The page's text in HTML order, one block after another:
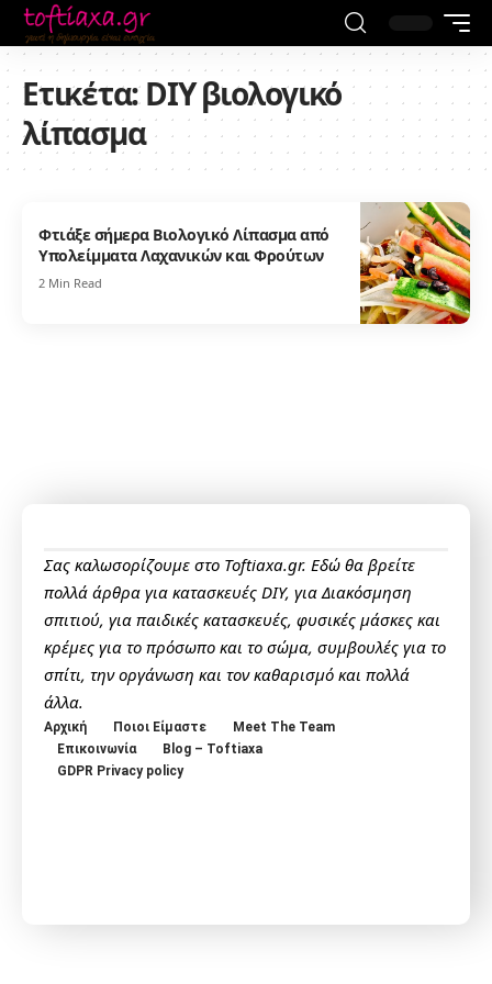
Ετικέτα:DIY βιολογικό
λίπασμα
Φτιάξε σήμερα Βιολογικό Λίπασμα από
Υπολείμματα Λαχανικών και Φρούτων
2 Min Read
Σας καλωσορίζουμε στο Toftiaxa.gr. Εδώ θα βρείτε
πολλά άρθρα για κατασκευές DIY, για Διακόσμηση
σπιτιού, για παιδικές κατασκευές, φυσικές μάσκες και
κρέμες για το πρόσωπο και το σώμα, συμβουλές για το
σπίτι, την οργάνωση και τον καθαρισμό και πολλά
άλλα.
Αρχική Ποιοι Είμαστε
Meet The Team
Επικοινωνία
Blog – Toftiaxa
GDPR Privacy policy